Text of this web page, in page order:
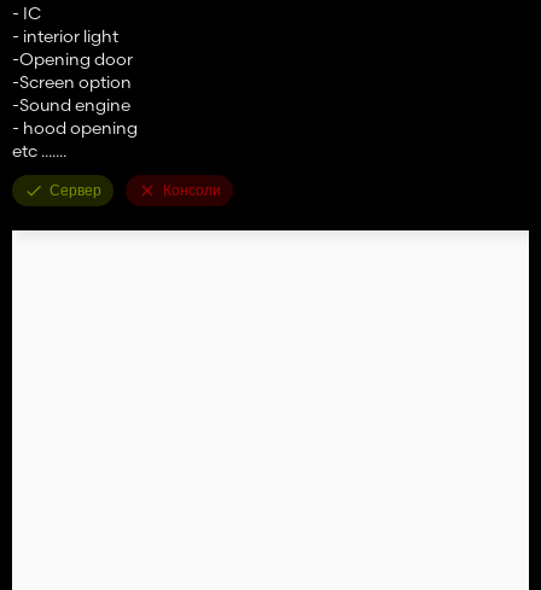
- IC
- interior light
-Opening door
-Screen option
-Sound engine
- hood opening
etc .......
Сервер Консоли